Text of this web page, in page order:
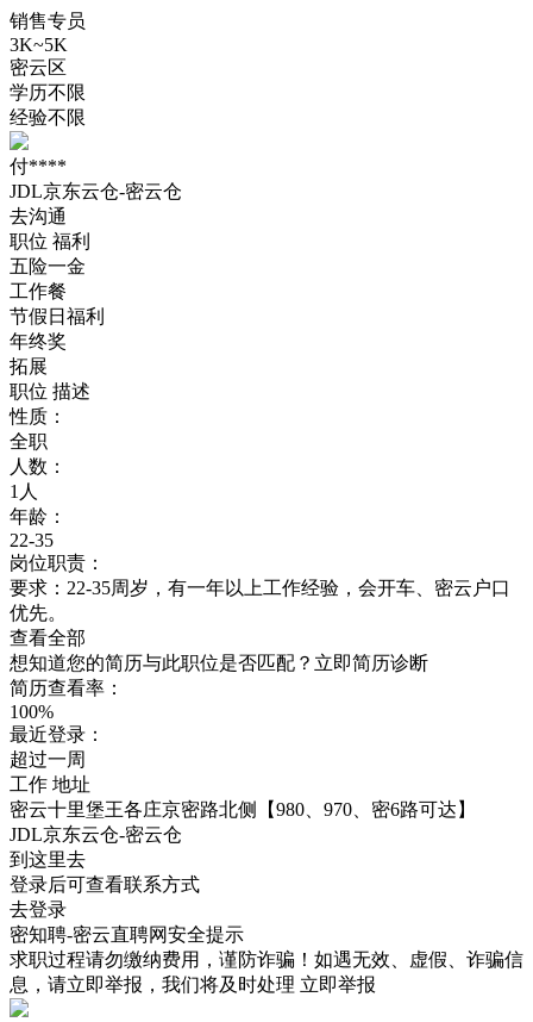
销售专员
3K~5K
密云区
学历不限
经验不限
付****
JDL京东云仓-密云仓
去沟通
职位 福利
五险一金
工作餐
节假日福利
年终奖
拓展
职位 描述
性质：
全职
人数：
1人
年龄：
22-35
岗位职责：
要求：22-35周岁，有一年以上工作经验，会开车、密云户口
优先。
查看全部
想知道您的简历与此职位是否匹配？立即简历诊断
简历查看率：
100%
最近登录：
超过一周
工作 地址
密云十里堡王各庄京密路北侧【980、970、密6路可达】
JDL京东云仓-密云仓
到这里去
登录后可查看联系方式
去登录
密知聘-密云直聘网安全提示
求职过程请勿缴纳费用，谨防诈骗！如遇无效、虚假、诈骗信
息，请立即举报，我们将及时处理 立即举报